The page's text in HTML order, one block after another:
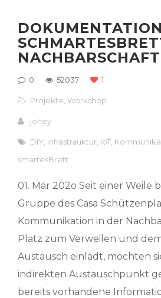
NACHBARSCHAFT
0 52037 1
Projekte ,Workshop
johey
DIY infrastrauktur IoT
smartesBrett
01. Mär 202o Seit einer Weile
Gruppe des Casa
Kommunikation in der
Platz zum Verweilen und
Austausch einlädt, möchten
indirekten Austauschpunkt
bereits vorhandene